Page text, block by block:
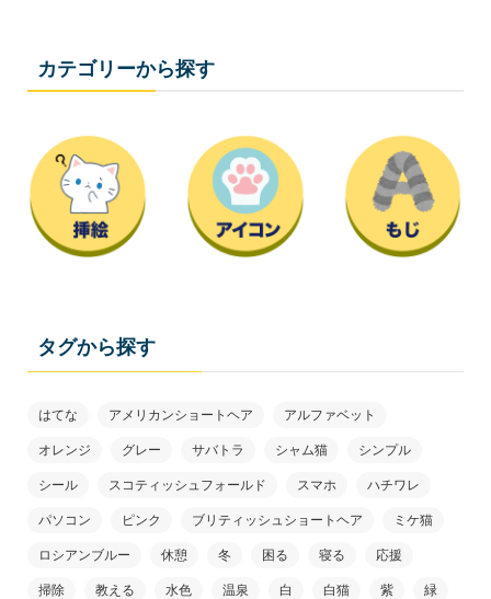
カテゴリーから探す
タグから探す
はてな アメリカンショートヘア アルファベット
オレンジ グレー サバトラ シャム猫 シンプル
シール スコティッシュフォールド スマホ ハチワレ
パソコン ピンク ブリティッシュショートヘア ミケ猫
ロシアンブルー 休憩 冬 困る 寝る 応援
掃除 教える 水色 温泉 白 白猫 紫 緑